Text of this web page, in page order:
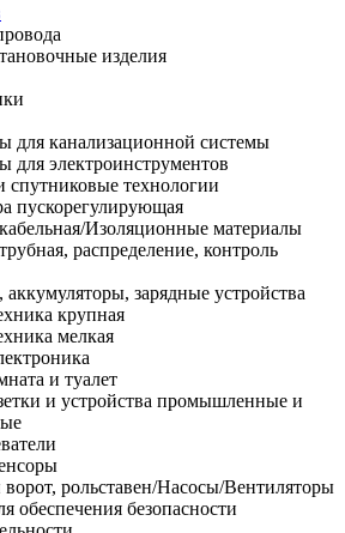
изделия
для канализационной системы
для электроинструментов
технологии
пускорегулирующая
Изоляционные материалы
распределение, контроль
аккумуляторы, зарядные устройства
крупная
мелкая
и туалет
и устройства промышленные и
ворот, рольставен/Насосы/Вентиляторы
обеспечения безопасности